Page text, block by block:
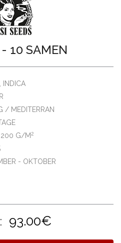
10 SAMEN
INDICA
/ MEDITERRAN
200 G/M2
- OKTOBER
93.00€